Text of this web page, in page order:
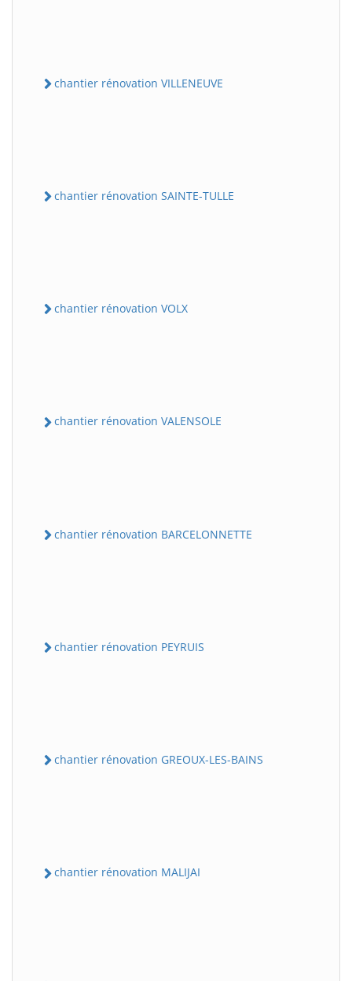
chantier rénovation VILLENEUVE
chantier rénovation SAINTE-TULLE
chantier rénovation VOLX
chantier rénovation VALENSOLE
chantier rénovation BARCELONNETTE
chantier rénovation PEYRUIS
chantier rénovation GREOUX-LES-BAINS
chantier rénovation MALIJAI